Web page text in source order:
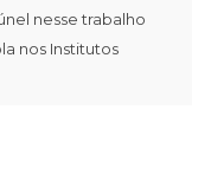
nesse trabalho
nos Institutos